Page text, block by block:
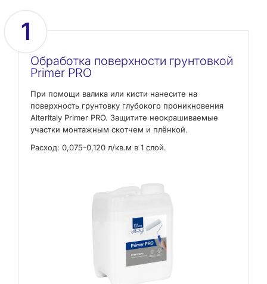
1
Обработка поверхности грунтовкой
Primer PRO
При помощи валика или кисти нанесите на
поверхность грунтовку глубокого проникновения
AlterItaly Primer PRO. Защитите неокрашиваемые
участки монтажным скотчем и плёнкой.
Расход: 0,075-0,120 л/кв.м в 1 слой.